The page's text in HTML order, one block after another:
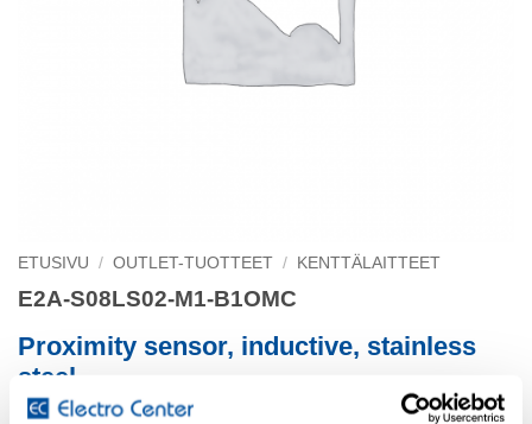
ETUSIVU / OUTLET-TUOTTEET / KENTTÄLAITTEET
E2A-S08LS02-M1-B1OMC
Proximity sensor, inductive, stainless
steel